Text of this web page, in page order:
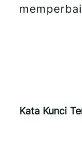
Kata Kunci